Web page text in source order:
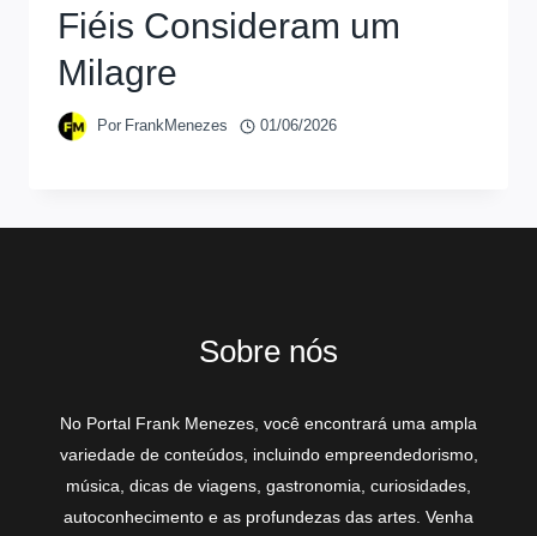
Fiéis Consideram um
Milagre
Por FrankMenezes 01/06/2026
Sobre nós
No Portal Frank Menezes, você encontrará uma ampla
variedade de conteúdos, incluindo empreendedorismo,
música, dicas de viagens, gastronomia, curiosidades,
autoconhecimento e as profundezas das artes. Venha